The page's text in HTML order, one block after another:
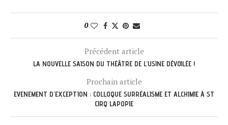
0
Précédent article
LA NOUVELLE SAISON DU THÉÂTRE DE L’USINE DÉVOILÉE !
Prochain article
EVENEMENT D’EXCEPTION : COLLOQUE SURRÉALISME ET ALCHIMIE À ST
CIRQ LAPOPIE